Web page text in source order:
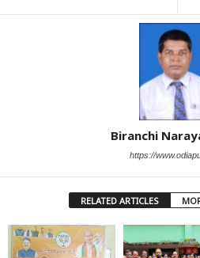
Biranchi
https://
RELATED ARTICLES